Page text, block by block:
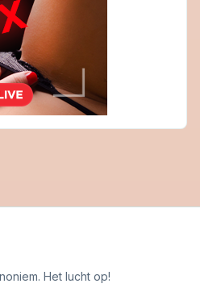
Het lucht op!